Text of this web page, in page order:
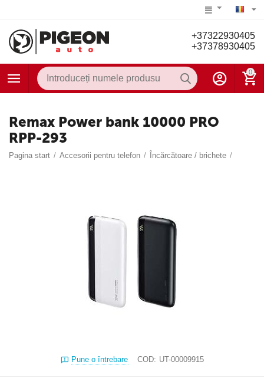
+37322930405
+37378930405
0
Remax Power bank 10000 PRO
RPP-293
Pagina start / Accesorii pentru telefon / Încărcătoare / brichete /
Pune o întrebare COD: UT-00009915